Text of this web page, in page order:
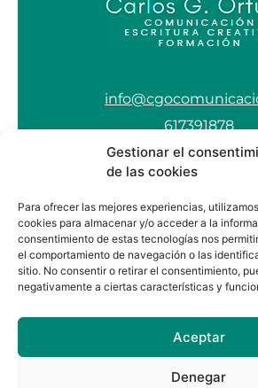
Gestionar el
de las cookies
Para ofrecer las mejores experiencias,
cookies para almacenar y/o acceder a la
consentimiento de estas tecnologías nos
el comportamiento de navegación o las
sitio. No consentir o retirar el consentimiento,
negativamente a ciertas características y
Aceptar
Denegar
617391878
Política de
Política de
Sígueme en